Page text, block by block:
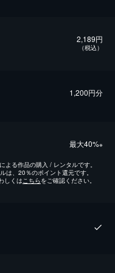
2,189円
（税込）
1,200円分
最⼤40%※
る作品の購入 / レンタルです。
は、20％のポイント還元です。
しくはこちらをご確認ください。